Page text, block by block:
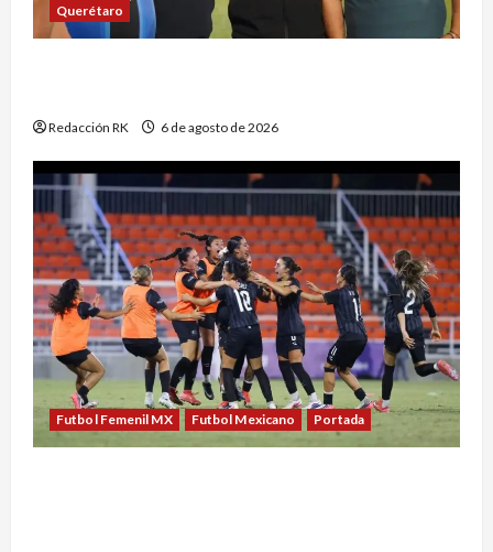
Querétaro
Redacción RK 6 de agosto de 2026
Futbol Femenil MX Futbol Mexicano Portada